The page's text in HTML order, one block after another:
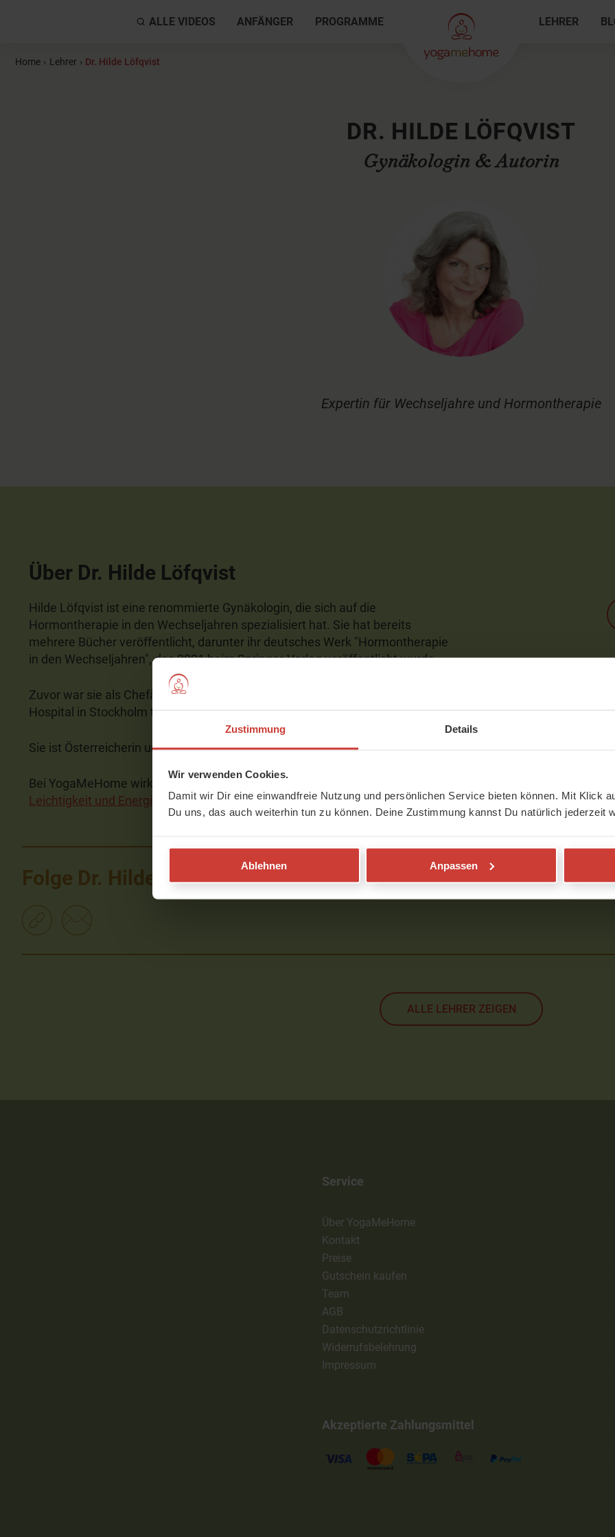
Zustimmung Details
Wir verwenden Cookies.
Damit wir Dir eine einwandfreie Nutzung und persönlichen Service bieten können. Mit Klick
Du uns, das auch weiterhin tun zu können. Deine Zustimmung kannst Du natürlich jederzeit
Ablehnen Anpassen
ALLE VIDEOS ANFÄNGER PROGRAMME LEHRER
Home › Lehrer › Dr. Hilde Löfqvist
DR. HILDE LÖFQVIST
Gynäkologin & Autorin
Expertin für Wechseljahre und Hormontherapie
Über Dr. Hilde Löfqvist
Hilde Löfqvist ist eine renommierte Gynäkologin, die sich auf die
Hormontherapie in den Wechseljahren spezialisiert hat. Sie hat bereits
mehrere Bücher veröffentlicht, darunter ihr deutsches Werk "Hormontherapie
in den Wechseljahren", das 2021 beim Springer-Verlag veröffentlicht wurde.
Zuvor war sie als Chefärztin und Fachärztin für Gynäkologie im St. Göran's
Hospital in Stockholm tätig.
Sie ist Österreicherin und lebt schon seit vielen Jahren in Schweden.
Bei YogaMeHome wirkt sie mit am Programm: "
Leichtigkeit und Energie in Zeiten des Wandels"
Folge Dr. Hilde Löfqvist
ALLE LEHRER ZEIGEN
Service
Über YogaMeHome
Kontakt
Preise
Gutschein kaufen
Team
AGB
Datenschutzrichtlinie
Widerrufsbelehrung
Impressum
Akzeptierte Zahlungsmittel